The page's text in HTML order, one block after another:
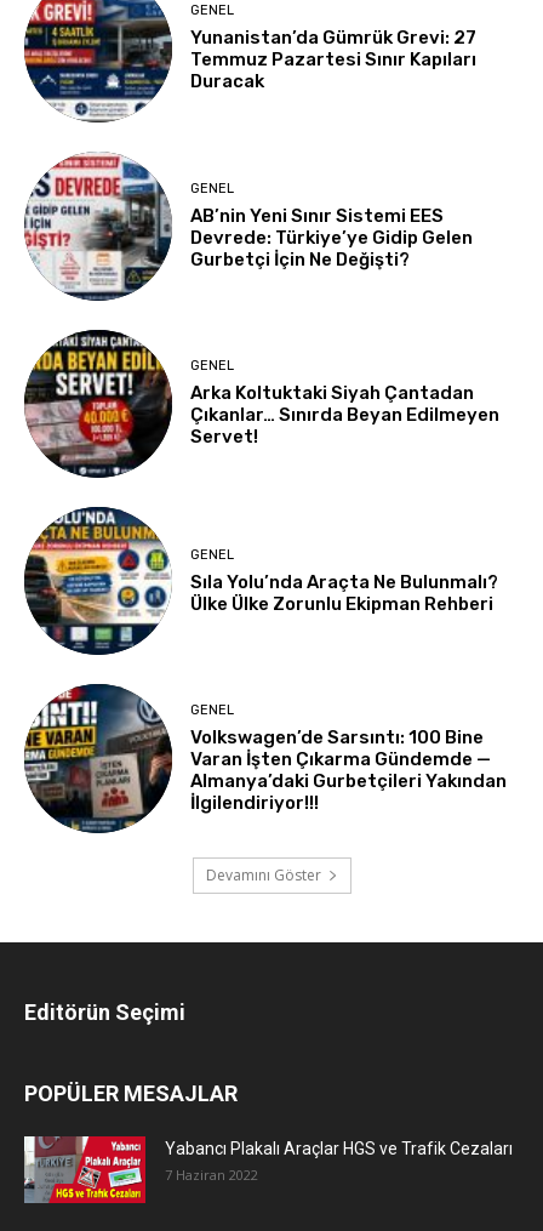
GENEL
Yunanistan’da Gümrük Grevi: 27
Temmuz Pazartesi Sınır Kapıları
Duracak
GENEL
AB’nin Yeni Sınır Sistemi EES
Devrede: Türkiye’ye Gidip Gelen
Gurbetçi İçin Ne Değişti?
GENEL
Arka Koltuktaki Siyah Çantadan
Çıkanlar… Sınırda Beyan Edilmeyen
Servet!
GENEL
Sıla Yolu’nda Araçta Ne Bulunmalı?
Ülke Ülke Zorunlu Ekipman Rehberi
GENEL
Volkswagen’de Sarsıntı: 100 Bine
Varan İşten Çıkarma Gündemde —
Almanya’daki Gurbetçileri Yakından
İlgilendiriyor!!!
Devamını Göster
Editörün Seçimi
POPÜLER MESAJLAR
Yabancı Plakalı Araçlar HGS ve Trafik Cezaları
7 Haziran 2022